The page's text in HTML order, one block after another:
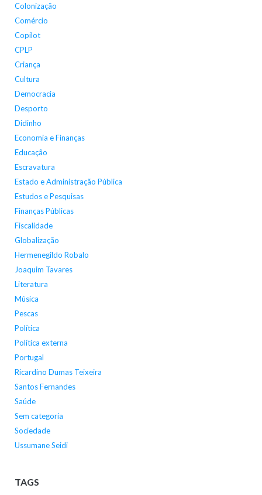
Colonização
Comércio
Copilot
CPLP
Criança
Cultura
Democracia
Desporto
Didinho
Economia e Finanças
Educação
Escravatura
Estado e Administração Pública
Estudos e Pesquisas
Finanças Públicas
Fiscalidade
Globalização
Hermenegildo Robalo
Joaquim Tavares
Literatura
Música
Pescas
Política
Política externa
Portugal
Ricardino Dumas Teixeira
Santos Fernandes
Saúde
Sem categoria
Sociedade
Ussumane Seidi
TAGS